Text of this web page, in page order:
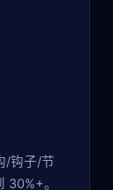
/钩子/节
。